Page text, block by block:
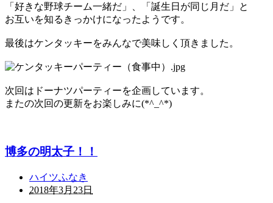
「好きな野球チーム一緒だ」、「誕生日が同じ月だ」と
お互いを知るきっかけになったようです。
最後はケンタッキーをみんなで美味しく頂きました。
次回はドーナツパーティーを企画しています。
またの次回の更新をお楽しみに(*^_^*)
博多の明太子！！
ハイツふなき
2018年3月23日